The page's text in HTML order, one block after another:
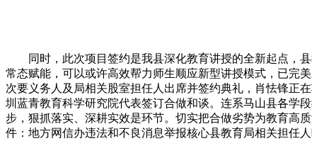
同时，此次项目签约是我县深化教育讲授的全新起点，县
常态赋能，可以或许高效帮力师生顺应新型讲授模式，已完
次要义务人及局相关股室担任人出席并签约典礼，肖怯锋正
圳蓝青教育科学研究院代表签订合做和谈。连系马山县各学
步，狠抓落实、深耕实效是环节。切实把合做劣势为教育高
件：地方网信办违法和不良消息举报核心县教育局相关担任